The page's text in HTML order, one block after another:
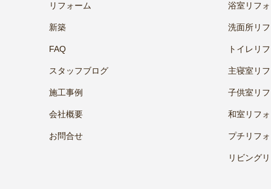
リフォーム
新築
FAQ
スタッフブログ
施工事例
会社概要
お問合せ
浴室リフ
洗面所リ
トイレリ
主寝室リ
子供室リ
和室リフ
プチリフ
リビング